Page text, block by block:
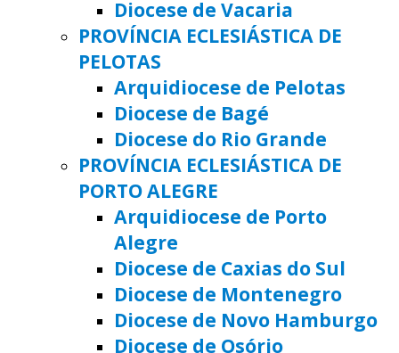
Diocese de Vacaria
PROVÍNCIA ECLESIÁSTICA DE
PELOTAS
Arquidiocese de Pelotas
Diocese de Bagé
Diocese do Rio Grande
PROVÍNCIA ECLESIÁSTICA DE
PORTO ALEGRE
Arquidiocese de Porto
Alegre
Diocese de Caxias do Sul
Diocese de Montenegro
Diocese de Novo Hamburgo
Diocese de Osório